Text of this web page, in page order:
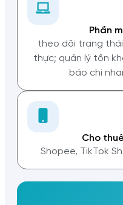
Phần
theo dõi trạng
thực; quản lý tồn
báo chi
Cho
Shopee, TikTok